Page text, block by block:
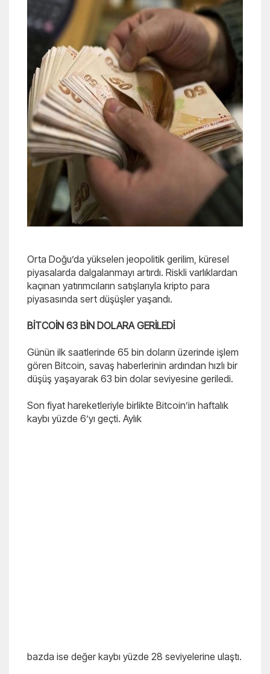
Orta Doğu’da yükselen jeopolitik gerilim, küresel
piyasalarda dalgalanmayı artırdı. Riskli varlıklardan
kaçınan yatırımcıların satışlarıyla kripto para
piyasasında sert düşüşler yaşandı.
BİTCOİN 63 BİN DOLARA GERİLEDİ
Günün ilk saatlerinde 65 bin doların üzerinde işlem
gören Bitcoin, savaş haberlerinin ardından hızlı bir
düşüş yaşayarak 63 bin dolar seviyesine geriledi.
Son fiyat hareketleriyle birlikte Bitcoin’in haftalık
kaybı yüzde 6’yı geçti. Aylık
bazda ise değer kaybı yüzde 28 seviyelerine ulaştı.